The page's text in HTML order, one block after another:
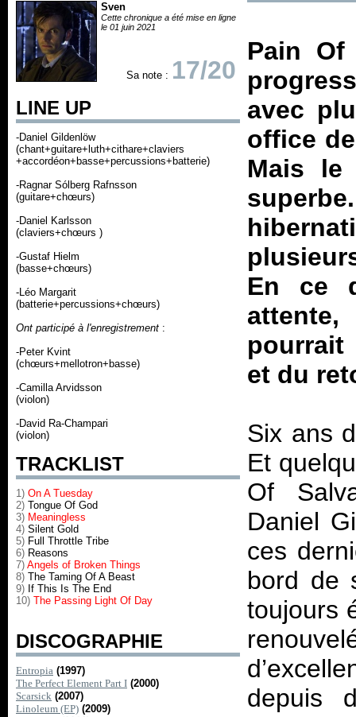
Sven
Cette chronique a été mise en ligne
le 01 juin 2021
Sa note : 17/20
LINE UP
-Daniel Gildenlöw
(chant+guitare+luth+cithare+claviers
+accordéon+basse+percussions+batterie)
-Ragnar Sólberg Rafnsson
(guitare+chœurs)
-Daniel Karlsson
(claviers+chœurs )
-Gustaf Hielm
(basse+chœurs)
-Léo Margarit
(batterie+percussions+chœurs)
Ont participé à l'enregistrement :
-Peter Kvint
(chœurs+mellotron+basse)
-Camilla Arvidsson
(violon)
-David Ra-Champari
(violon)
TRACKLIST
1) On A Tuesday
2) Tongue Of God
3) Meaningless
4) Silent Gold
5) Full Throttle Tribe
6) Reasons
7) Angels of Broken Things
8) The Taming Of A Beast
9) If This Is The End
10) The Passing Light Of Day
DISCOGRAPHIE
Entropia (1997)
The Perfect Element Part I (2000)
Scarsick (2007)
Linoleum (EP) (2009)
Pain
avec
office
Mais le
En ce
pourrait
et du
Six ans
Et
Of
Daniel
ces
bord de
toujours
depuis